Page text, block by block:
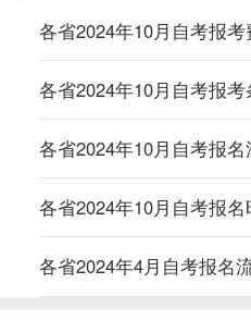
各省2024年10月自考报
各省2024年10月自考报
各省2024年10月自考报
各省2024年10月自考报
各省2024年4月自考报名